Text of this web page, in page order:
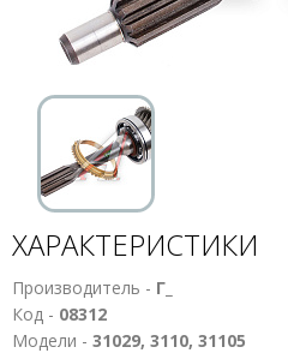
ХАРАКТЕРИСТИКИ
Производитель - Г_
Код - 08312
Модели - 31029, 3110, 31105